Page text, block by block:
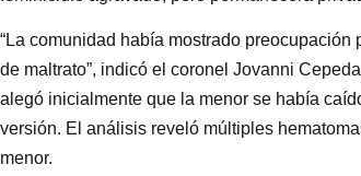
“La comunidad había mostrado
de maltrato”, indicó el coronel Jovanni
alegó inicialmente que la menor se había
versión. El análisis reveló múltiples
menor.